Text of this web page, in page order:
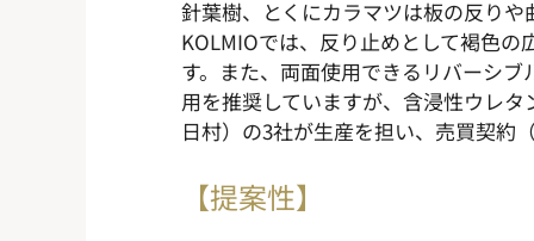
針葉樹、とくにカラマツは板の反り
KOLMIOでは、反り止めとして褐色
す。また、両面使用できるリバーシ
用を推奨していますが、含浸性ウレ
日村）の3社が生産を担い、売買契約
【提案性】